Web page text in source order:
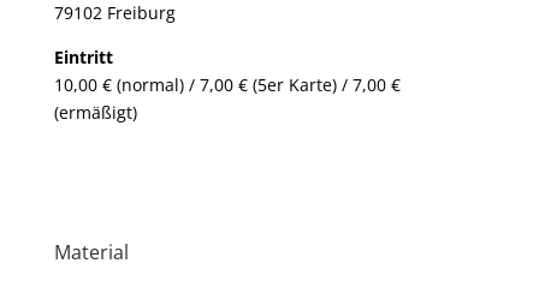
79102 Freiburg
Eintritt
10,00 € (normal) / 7,00 € (5er Karte) / 7,00 €
(ermäßigt)
Material